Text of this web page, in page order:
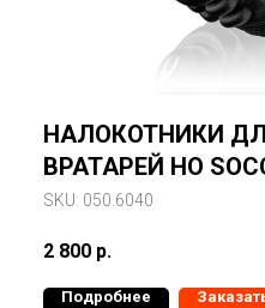
НАЛОКОТНИКИ
ВРАТАРЕЙ HO
INVICTUS ELBOW
SKU: 050.6040
2 800 р.
Подробнее